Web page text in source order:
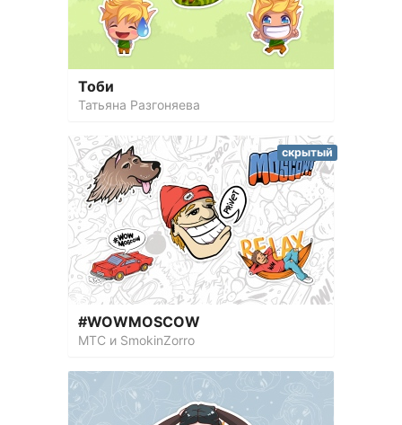
Тоби
Татьяна Разгоняева
#WOWMOSCOW
МТС и SmokinZorro
скрытый